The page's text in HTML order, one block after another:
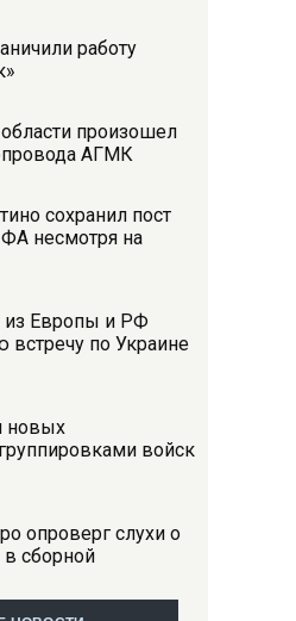
работу
произошел
АГМК
сохранил пост
несмотря на
из Европы и РФ
встречу по Украине
новых
войск
опроверг слухи о
в сборной